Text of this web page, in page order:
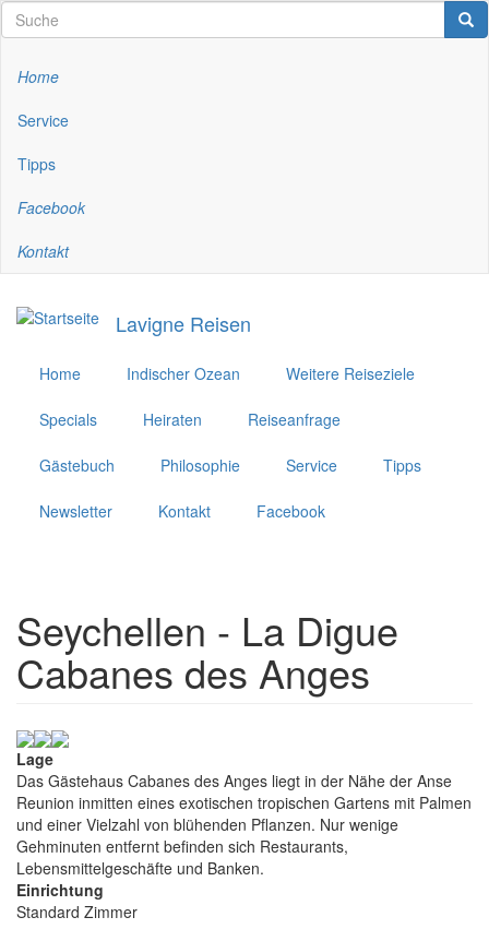
Direkt
zum
Suche
Suche
Top-
Menü
Home
Service
Tipps
Facebook
Kontakt
Lavigne Reisen
Home Indischer Ozean Weitere Reiseziele
Specials Heiraten Reiseanfrage
Gästebuch Philosophie Service Tipps
Newsletter Kontakt Facebook
Seychellen - La Digue
Cabanes des Anges
Lage
Das Gästehaus Cabanes des Anges liegt in der Nähe der Anse
Reunion inmitten eines exotischen tropischen Gartens mit Palmen
und einer Vielzahl von blühenden Pflanzen. Nur wenige
Gehminuten entfernt befinden sich Restaurants,
Lebensmittelgeschäfte und Banken.
Einrichtung
Standard Zimmer